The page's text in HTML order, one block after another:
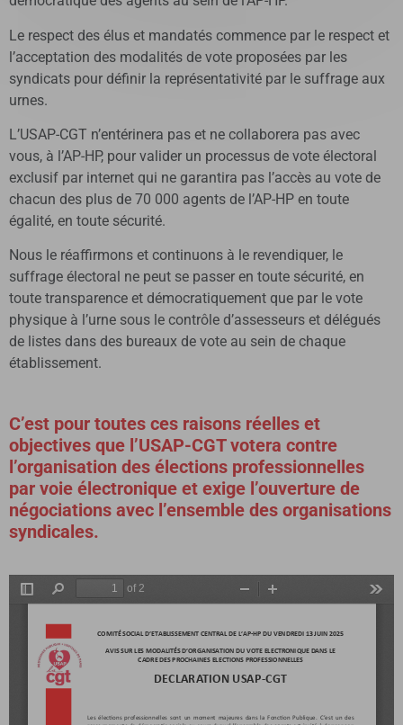
Le respect des élus et mandatés commence par le respect et
l’acceptation des modalités de vote proposées par les
syndicats pour définir la représentativité par le suffrage aux
urnes.
L’USAP-CGT n’entérinera pas et ne collaborera pas avec
vous, à l’AP-HP, pour valider un processus de vote électoral
exclusif par internet qui ne garantira pas l’accès au vote de
chacun des plus de 70 000 agents de l’AP-HP en toute
égalité, en toute sécurité.
Nous le réaffirmons et continuons à le revendiquer, le
suffrage électoral ne peut se passer en toute sécurité, en
toute transparence et démocratiquement que par le vote
physique à l’urne sous le contrôle d’assesseurs et délégués
de listes dans des bureaux de vote au sein de chaque
établissement.
C’est pour toutes ces raisons réelles et
objectives que l’USAP-CGT votera contre
l’organisation des élections professionnelles
par voie électronique et exige l’ouverture de
négociations avec l’ensemble des organisations
syndicales.